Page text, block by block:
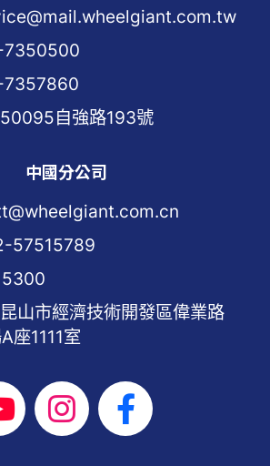
7350500
7357860
自強路193號
中國分公司
57515789
山市經濟技術開發區偉業路
座1111室